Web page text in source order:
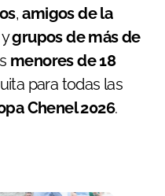
,amigos de la
grupos de más de
menores de 18
para todas las
Chenel 2026.